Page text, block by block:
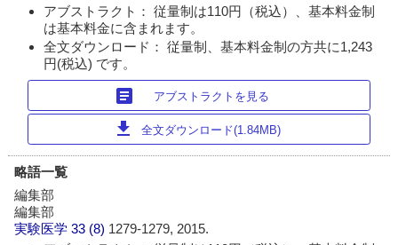
アブストラクト： 従量制は110円（税込）、基本料金制
は基本料金に含まれます。
全文ダウンロード： 従量制、基本料金制の方共に1,243
円(税込) です。
article アブストラクトを見る
download 全文ダウンロード(1.84MB)
略語一覧
編集部
編集部
実験医学 33 (8) 1279-1279, 2015.